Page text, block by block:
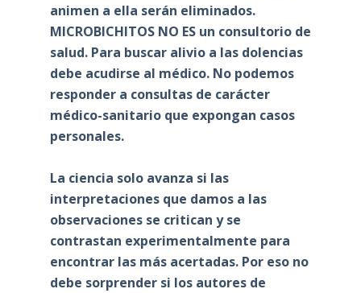
animen a ella serán eliminados.
MICROBICHITOS NO ES un consultorio de
salud. Para buscar alivio a las dolencias
debe acudirse al médico. No podemos
responder a consultas de carácter
médico-sanitario que expongan casos
personales.
La ciencia solo avanza si las
interpretaciones que damos a las
observaciones se critican y se
contrastan experimentalmente para
encontrar las más acertadas. Por eso no
debe sorprender si los autores de